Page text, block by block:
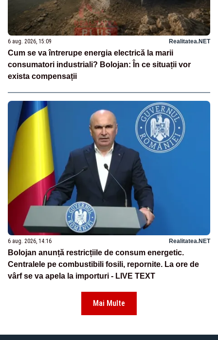
6 aug. 2026, 15:09 Realitatea.NET
Cum se va întrerupe energia electrică la marii
consumatori industriali? Bolojan: În ce situații vor
exista compensații
6 aug. 2026, 14:16 Realitatea.NET
Bolojan anunță restricțiile de consum energetic.
Centralele pe combustibili fosili, repornite. La ore de
vârf se va apela la importuri - LIVE TEXT
Mai Multe